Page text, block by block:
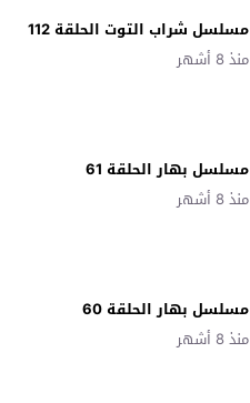
مسلسل شراب التوت الحلقة 112
منذ 8 أشهر
مسلسل بهار الحلقة 61
منذ 8 أشهر
مسلسل بهار الحلقة 60
منذ 8 أشهر